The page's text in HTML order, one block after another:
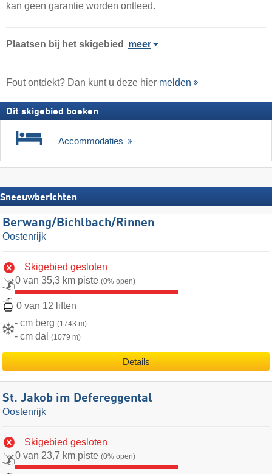
kan geen garantie worden ontleed.
Plaatsen bij het skigebied meer
Fout ontdekt? Dan kunt u deze hier melden
Dit skigebied boeken
Accommodaties
Sneeuwberichten
Berwang/​Bichlbach/​Rinnen
Oostenrijk
Skigebied gesloten
0 van 35,3 km piste (0% open)
0 van 12 liften
- cm berg (1743 m)
- cm dal (1079 m)
Details
St. Jakob im Defereggental
Oostenrijk
Skigebied gesloten
0 van 23,7 km piste (0% open)